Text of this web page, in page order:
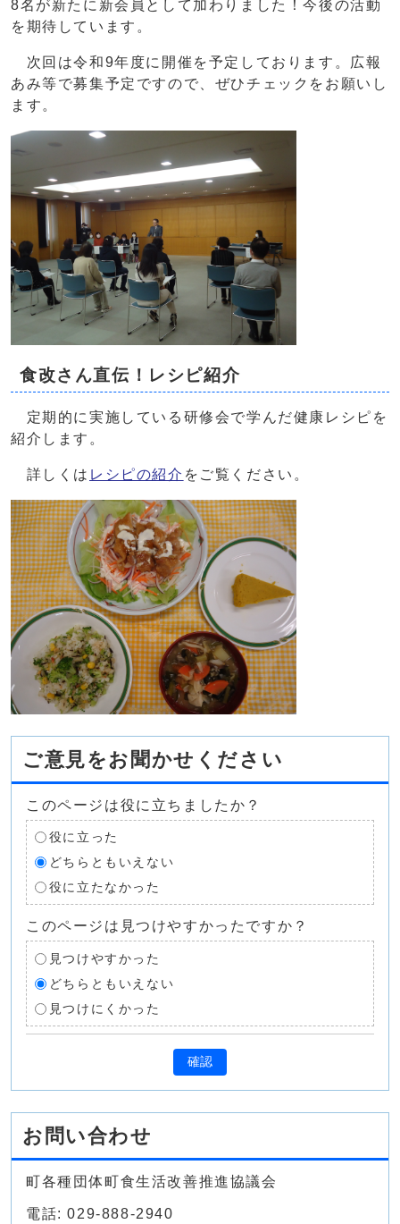
8名が新たに新会員として加わりました！今後の活動
を期待しています。
次回は令和9年度に開催を予定しております。広報
あみ等で募集予定ですので、ぜひチェックをお願いし
ます。
食改さん直伝！レシピ紹介
定期的に実施している研修会で学んだ健康レシピを
紹介します。
詳しくは レシピの紹介 をご覧ください。
ご意見をお聞かせください
このページは役に立ちましたか？
役に立った
どちらともいえない
役に立たなかった
このページは見つけやすかったですか？
見つけやすかった
どちらともいえない
見つけにくかった
確認
お問い合わせ
町各種団体町食生活改善推進協議会
電話: 029-888-2940